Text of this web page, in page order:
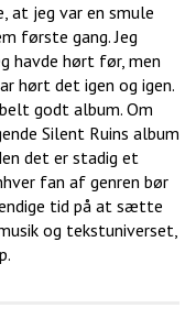
at jeg var en smule
første gang. Jeg
havde hørt før, men
hørt det igen og igen.
godt album. Om
Silent Ruins album
det er stadig et
fan af genren bør
tid på at sætte
og tekstuniverset,